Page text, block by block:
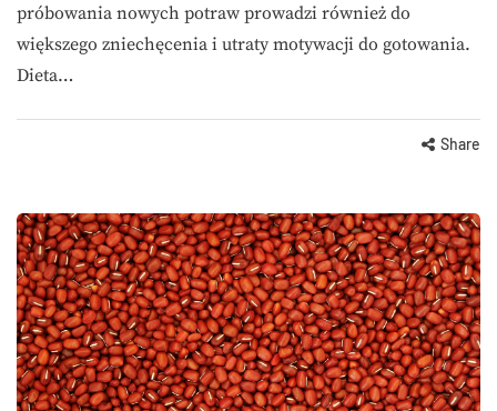
próbowania nowych potraw prowadzi również do
większego zniechęcenia i utraty motywacji do gotowania.
Dieta…
Share